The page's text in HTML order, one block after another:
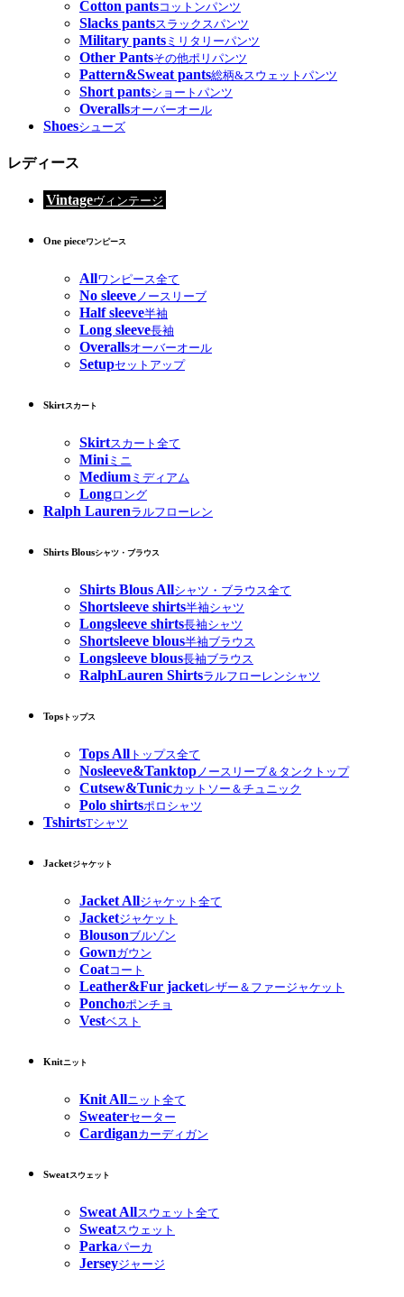
Cotton pantsコットンパンツ
Slacks pantsスラックスパンツ
Military pants ミリタリーパンツ
Other Pantsその他ポリパンツ
Pattern&Sweat pants総柄&スウェットパンツ
Short pantsショートパンツ
Overallsオーバーオール
Shoesシューズ
レディース
Vintageヴィンテージ
One pieceワンピース
Allワンピース全て
No sleeveノースリーブ
Half sleeve半袖
Long sleeve長袖
Overallsオーバーオール
Setupセットアップ
Skirtスカート
Skirtスカート全て
Miniミニ
Medium ミディアム
Longロング
Ralph Laurenラルフローレン
Shirts Blousシャツ・ブラウス
Shirts Blous Allシャツ・ブラウス全て
Shortsleeve shirts半袖シャツ
Longsleeve shirts長袖シャツ
Shortsleeve blous半袖ブラウス
Longsleeve blous長袖ブラウス
RalphLauren Shirtsラルフローレンシャツ
Tops トップス
Tops All トップス全て
Nosleeve&Tanktop ノースリーブ＆タンクトップ
Cutsew&Tunicカットソー＆チュニック
Polo shirtsポロシャツ
TshirtsTシャツ
Jacketジャケット
Jacket Allジャケット全て
Jacketジャケット
Blousonブルゾン
Gownガウン
Coatコート
Leather&Fur jacketレザー＆ファージャケット
Ponchoポンチョ
Vestベスト
Knitニット
Knit Allニット全て
Sweaterセーター
Cardiganカーディガン
Sweatスウェット
Sweat Allスウェット全て
Sweatスウェット
Parkaパーカ
Jerseyジャージ